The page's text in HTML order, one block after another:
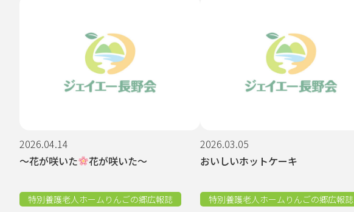
～花が咲いた 花が咲いた～
2026.04.14
特別養護老人ホームりんごの郷広報誌
おいしいホットケーキ
2026.03.05
特別養護老人ホームりんごの郷広報誌